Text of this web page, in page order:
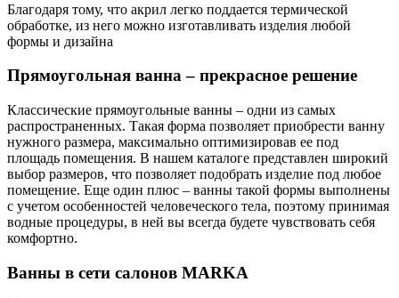
Благодаря тому, что акрил легко поддается термической
обработке, из него можно изготавливать изделия любой
формы и дизайна
Прямоугольная ванна – прекрасное решение
Классические прямоугольные ванны – одни из самых
распространенных. Такая форма позволяет приобрести ванну
нужного размера, максимально оптимизировав ее под
площадь помещения. В нашем каталоге представлен широкий
выбор размеров, что позволяет подобрать изделие под любое
помещение. Еще один плюс – ванны такой формы выполнены
с учетом особенностей человеческого тела, поэтому принимая
водные процедуры, в ней вы всегда будете чувствовать себя
комфортно.
Ванны в сети салонов MARKA